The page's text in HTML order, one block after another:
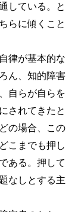
している。と
らに傾くこと
律が基本的な
ん、知的障害
自らが自らを
されてきたと
の場合、この
こまでも押し
ある。押して
なしとする主